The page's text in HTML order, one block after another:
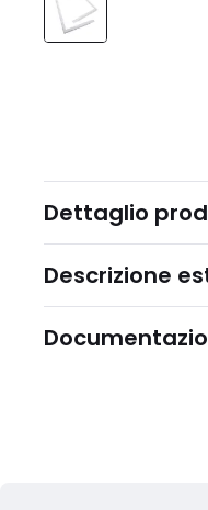
Dettaglio
Descrizione